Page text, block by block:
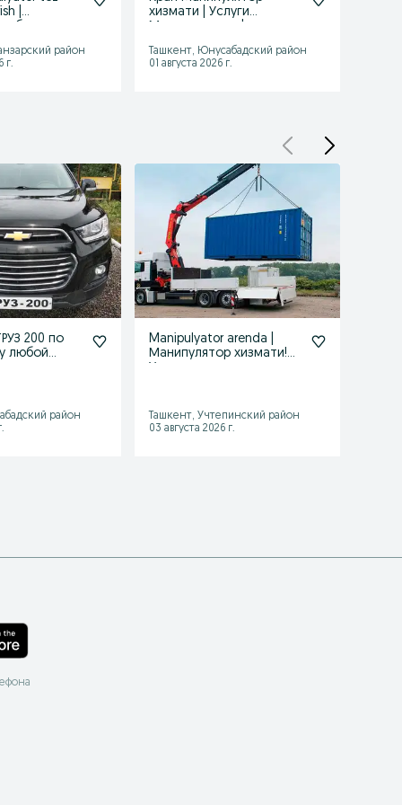
|
район
г.
хизмати | Услуги
Ташкент, Юнусабадский район
01 августа 2026 г.
200 по
любой
район
Manipulyator arenda |
Манипулятор хизмати!
Ташкент, Учтепинский район
03 августа 2026 г.